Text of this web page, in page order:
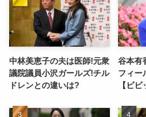
中林美恵子の夫は医師!元衆
議院議員小沢ガールズ!チル
ドレンとの違いは?
谷本有
フィー
【ビビ